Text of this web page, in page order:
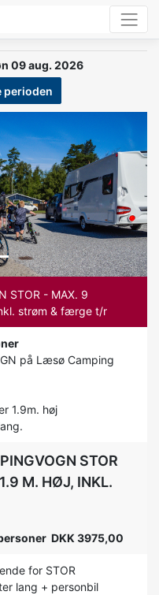
09 aug. 2026
perioden
Next
STOR - MAX. 9
strøm & færge t/r
på Læsø Camping
1.9m. høj
STOR
M. HØJ, INKL.
DKK 3975,00
for STOR
lang + personbil